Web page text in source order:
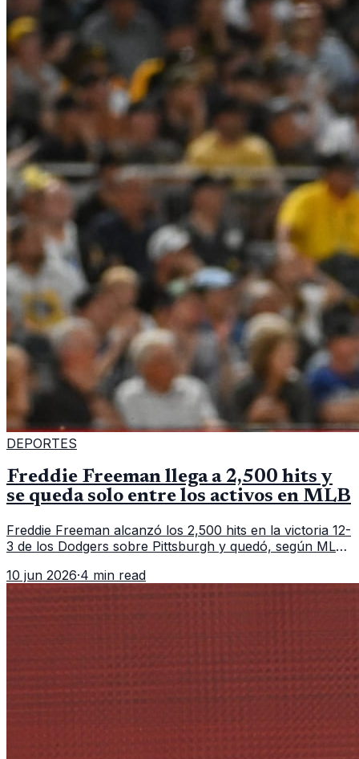
DEPORTES
Freddie Freeman llega a 2,500 hits y
se queda solo entre los activos en MLB
Freddie Freeman alcanzó los 2,500 hits en la victoria 12-
3 de los Dodgers sobre Pittsburgh y quedó, según MLB,
Grandes Ligas.
10 jun 2026·4 min read